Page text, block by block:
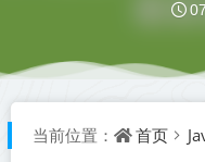
当前位置： 首页